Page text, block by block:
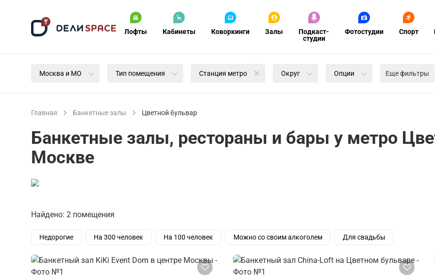
Лофты Кабинеты Коворкинги Залы
Подкаст-
студии
Фотостудии Спорт
Москва и МО Тип помещения Станция метро Округ Опции Еще фильтры
Главная Банкетные залы Цветной бульвар
Банкетные залы, рестораны и бары у метро
Москве
Найдено: 2 помещения
Недорогие На 300 человек На 100 человек Можно со своим алкоголем Для свадьбы